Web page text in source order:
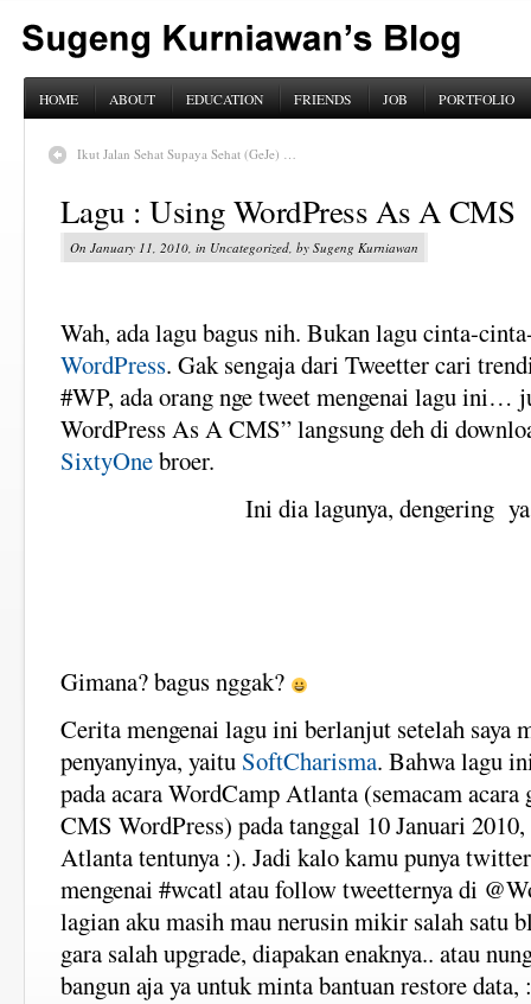
HOME ABOUT EDUCATION FRIENDS JOB PORTFOLIO
Ikut Jalan Sehat Supaya Sehat (GeJe) …
Lagu : Using WordPress As A CMS
On January 11, 2010, in Uncategorized, by Sugeng Kurniawan
Wah, ada lagu bagus nih. Bukan lagu cinta-
WordPress. Gak sengaja dari Tweetter cari
#WP, ada orang nge tweet mengenai lagu ini…
WordPress As A CMS” langsung deh di
SixtyOnebroer.
Ini dia lagunya, dengering
Gimana? bagus nggak?
Cerita mengenai lagu ini berlanjut setelah saya
penyanyinya, yaitu SoftCharisma. Bahwa lagu
pada acara WordCamp Atlanta (semacam
CMS WordPress) pada tanggal 10 Januari
Atlanta tentunya :). Jadi kalo kamu punya
mengenai #wcatl atau follow tweetternya di
lagian aku masih mau nerusin mikir salah satu
gara salah upgrade, diapakan enaknya.. atau
bangun aja ya untuk minta bantuan restore data,